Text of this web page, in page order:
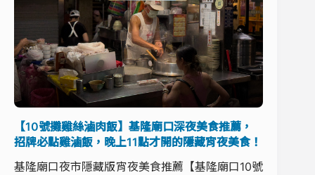
【10號攤雞絲滷肉飯】基隆廟口深夜美食推薦，
招牌必點雞滷飯，晚上11點才開的隱藏宵夜美食！
基隆廟口夜市隱藏版宵夜美食推薦【基隆廟口10號